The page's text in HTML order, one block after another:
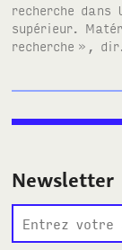
recherche dans
supérieur.
recherche »,
Newsletter